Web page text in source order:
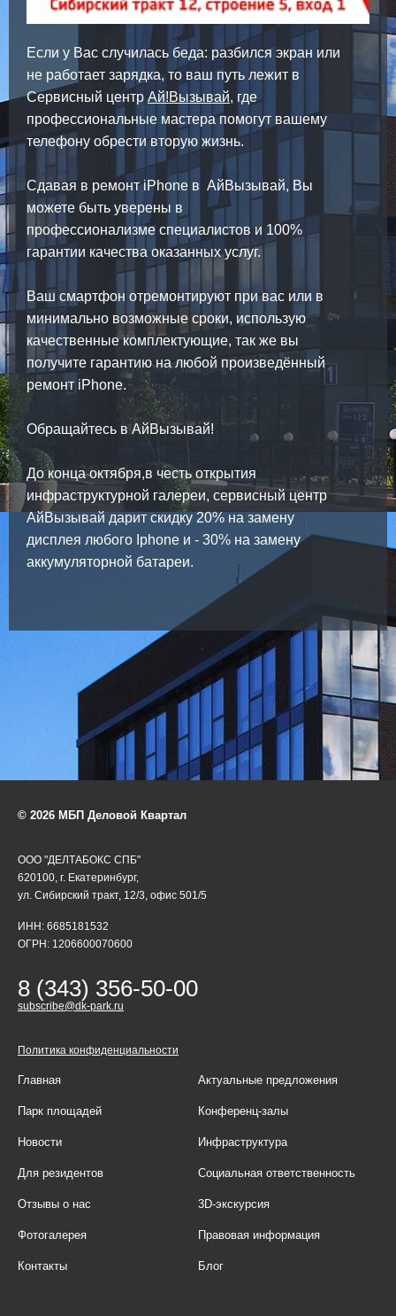
Если у Вас случилась беда: разбился экран или
не работает зарядка, то ваш путь лежит в
Сервисный центрАй!Вызывай, где
профессиональные мастера помогут вашему
телефону обрести вторую жизнь.
Сдавая в ремонт iPhone в АйВызывай, Вы
можете быть уверены в
профессионализме специалистов и 100%
гарантии качества оказанных услуг.
Ваш смартфон отремонтируют при вас или в
минимально возможные сроки, использую
качественные комплектующие, так же вы
получите гарантию на любой произведённый
ремонт iPhone.
Обращайтесь в АйВызывай!
До конца октября,в честь открытия
инфраструктурной галереи, сервисный центр
АйВызывай дарит скидку 20% на замену
дисплея любого Iphone и - 30% на замену
аккумуляторной батареи.
© 2026 МБП Деловой Квартал
ООО "ДЕЛТАБОКС СПБ"
620100, г. Екатеринбург,
ул. Сибирский тракт, 12/3, офис 501/5
ИНН: 6685181532
ОГРН: 1206600070600
8 (343) 356-50-00
subscribe@dk-park.ru
Политика конфиденциальности
Главная Актуальные предложения
Парк площадей Конференц-залы
Новости Инфраструктура
Для резидентов Социальная ответственность
Отзывы о нас 3D-экскурсия
Фотогалерея Правовая информация
Контакты Блог